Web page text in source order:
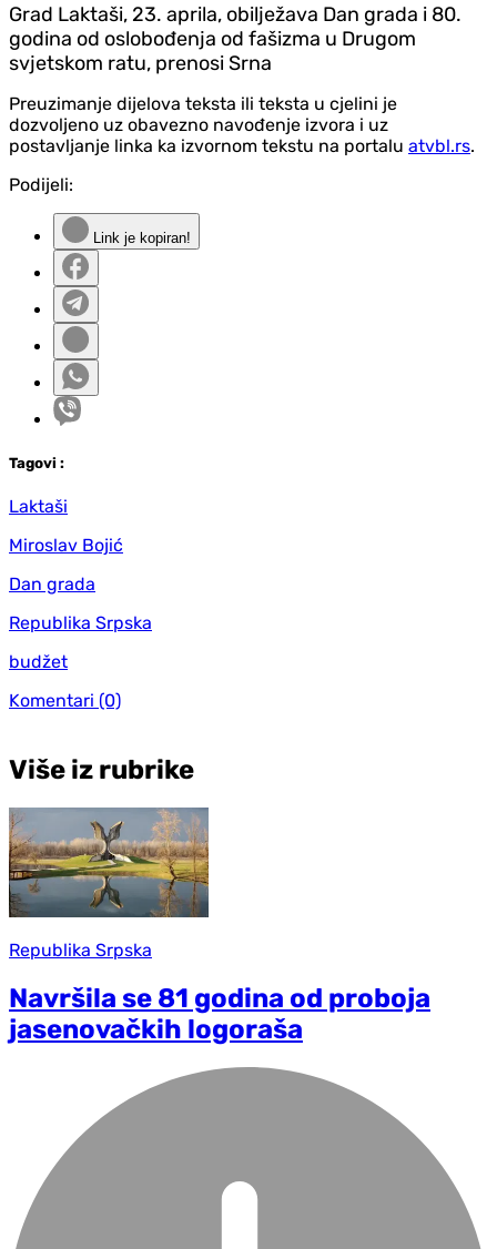
Grad Laktaši, 23. aprila, obilježava Dan grada i 80.
godina od oslobođenja od fašizma u Drugom
svjetskom ratu, prenosi Srna
Preuzimanje dijelova teksta ili teksta u cjelini je
dozvoljeno uz obavezno navođenje izvora i uz
postavljanje linka ka izvornom tekstu na portalu atvbl.rs.
Podijeli:
Link je kopiran!
Tagovi :
Laktaši
Miroslav Bojić
Dan grada
Republika Srpska
budžet
Komentari (0)
Više iz rubrike
Republika Srpska
Navršila se 81 godina od proboja
jasenovačkih logoraša